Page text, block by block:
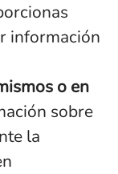
información
o en
sobre
la